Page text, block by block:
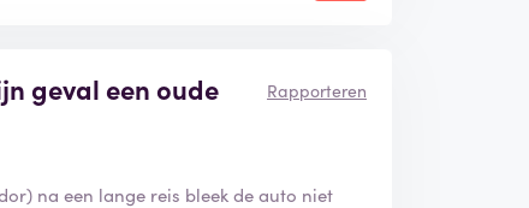
geval een oude
Rapporteren
na een lange reis bleek de auto niet